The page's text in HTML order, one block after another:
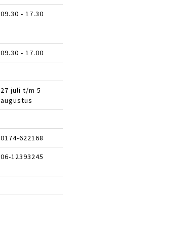
09.30 - 17.30
09.30 - 17.00
27 juli t/m 5
augustus
0174-622168
06-12393245